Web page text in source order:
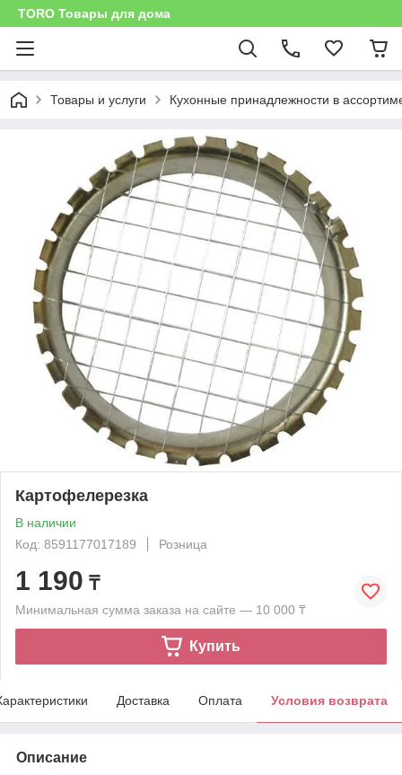
TORO Товары для дома
Товары и услуги Кухонные принадлежности в
Картофелерезка
В наличии
Код: 8591177017189
Розница
1 190 ₸
Минимальная сумма заказа на сайте — 10 000 ₸
Купить
Доставка Оплата Условия возврата
Описание